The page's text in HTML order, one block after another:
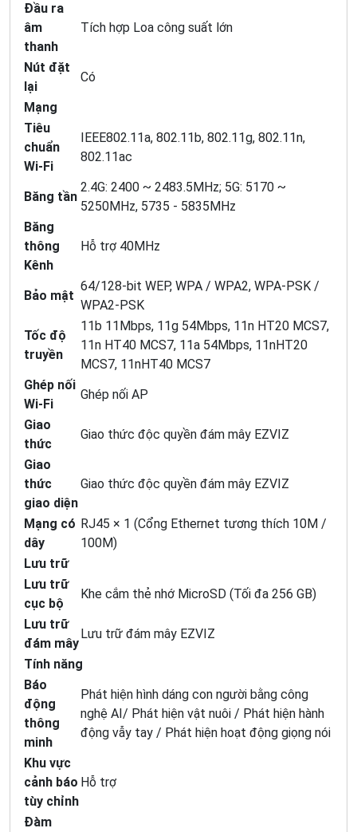
Đầu ra
âm
thanh
Tích hợp Loa công suất lớn
Nút đặt
lại
Có
Mạng
Tiêu
chuẩn
Wi-Fi
IEEE802.11a, 802.11b, 802.11g, 802.11n,
802.11ac
Băng tần
2.4G: 2400 ~ 2483.5MHz; 5G: 5170 ~
5250MHz, 5735 - 5835MHz
Băng
thông
Kênh
Hỗ trợ 40MHz
Bảo mật
64/128-bit WEP, WPA / WPA2, WPA-PSK /
WPA2-PSK
Tốc độ
truyền
11b 11Mbps, 11g 54Mbps, 11n HT20 MCS7,
11n HT40 MCS7, 11a 54Mbps, 11nHT20
MCS7, 11nHT40 MCS7
Ghép nối
Wi-Fi
Ghép nối AP
Giao
thức
Giao thức độc quyền đám mây EZVIZ
Giao
thức
giao diện
Giao thức độc quyền đám mây EZVIZ
Mạng có
dây
RJ45 × 1 (Cổng Ethernet tương thích 10M /
100M)
Lưu trữ
Lưu trữ
cục bộ
Khe cắm thẻ nhớ MicroSD (Tối đa 256 GB)
Lưu trữ
đám mây
Lưu trữ đám mây EZVIZ
Tính năng
Báo
động
thông
minh
Phát hiện hình dáng con người bằng công
nghệ AI/ Phát hiện vật nuôi / Phát hiện hành
động vẫy tay / Phát hiện hoạt động giọng nói
Khu vực
cảnh báo
tùy chỉnh
Hỗ trợ
Đàm